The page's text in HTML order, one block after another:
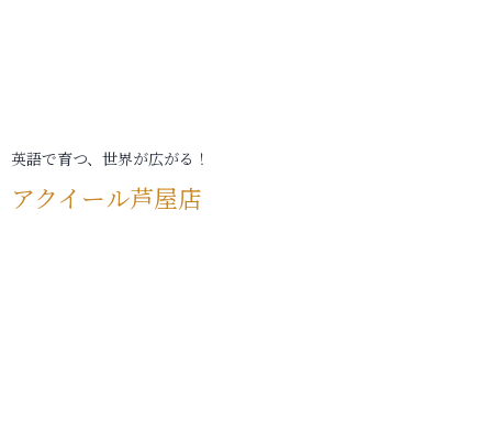
英語で育つ、世界が広がる！
アクイール芦屋店